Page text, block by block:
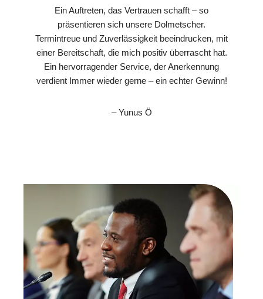
Ein Auftreten, das Vertrauen schafft – so
präsentieren sich unsere Dolmetscher.
Termintreue und Zuverlässigkeit beeindrucken, mit
einer Bereitschaft, die mich positiv überrascht hat.
Ein hervorragender Service, der Anerkennung
verdient Immer wieder gerne – ein echter Gewinn!
– Yunus Ö